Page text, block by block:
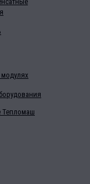
модулях
Тепломаш